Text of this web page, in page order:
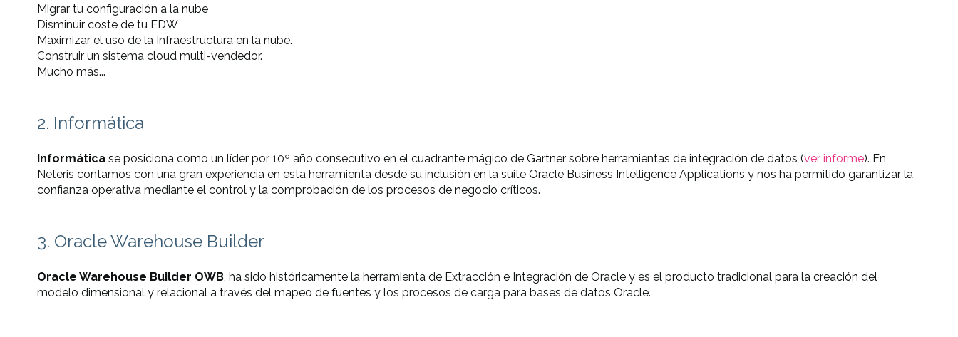
Migrar tu configuración a la nube
Disminuir coste de tu EDW
Maximizar el uso de la Infraestructura en la nube.
Construir un sistema cloud multi-vendedor.
Mucho más...
2. Informática
Informática se posiciona como un líder por 10º año consecutivo en el cuadrante mágico de Gartner sobre herramientas de integración de datos (ver informe). En
Neteris contamos con una gran experiencia en esta herramienta desde su inclusión en la suite Oracle Business Intelligence Applications y nos ha permitido garantizar la
confianza operativa mediante el control y la comprobación de los procesos de negocio críticos.
3. Oracle Warehouse Builder
Oracle Warehouse Builder OWB , ha sido históricamente la herramienta de Extracción e Integración de Oracle y es el producto tradicional para la creación del
modelo dimensional y relacional a través del mapeo de fuentes y los procesos de carga para bases de datos Oracle.